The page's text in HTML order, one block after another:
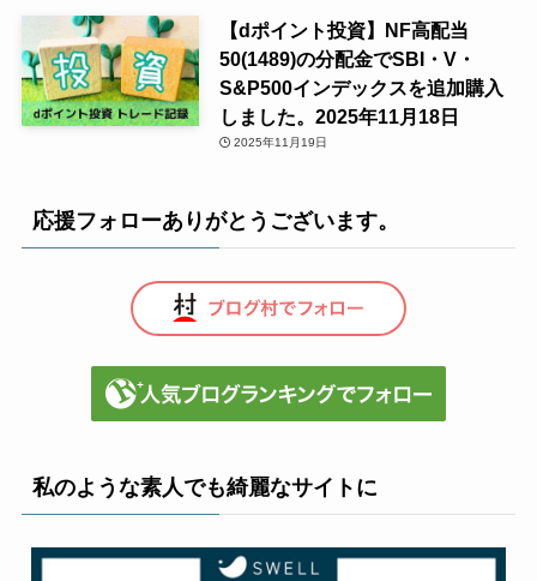
【dポイント投資】NF高配当
50(1489)の分配金でSBI・V・
S&P500インデックスを追加購入
しました。2025年11月18日
2025年11月19日
応援フォローありがとうございます。
私のような素人でも綺麗なサイトに